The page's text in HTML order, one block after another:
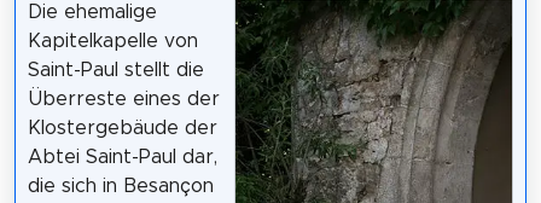
Die ehemalige
Kapitelkapelle von
Saint-Paul stellt die
Überreste eines der
Klostergebäude der
Abtei Saint-Paul dar,
die sich in Besançon